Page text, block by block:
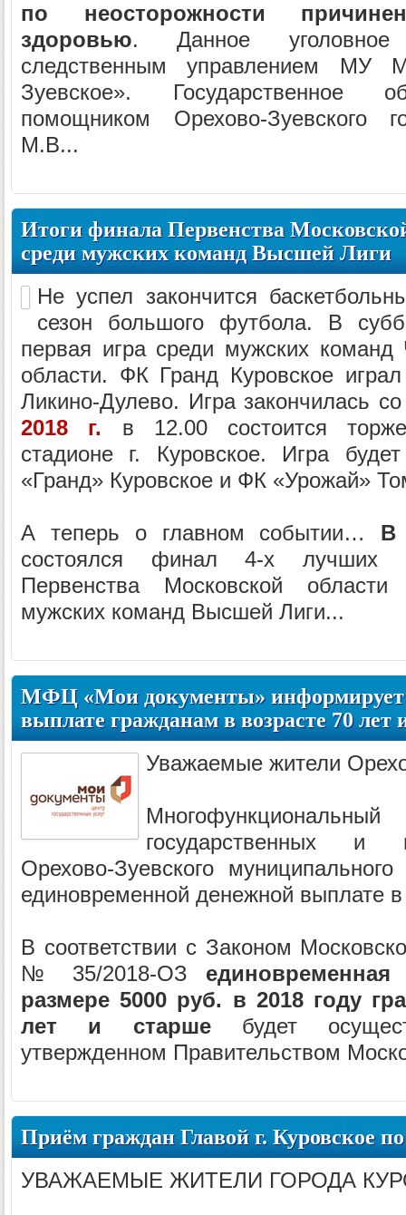
по неосторожности
здоровью. Данное уголовное
следственным управлением МУ
Зуевское». Государственное
помощником Орехово-Зуевского
М.В...
Итоги финала Первенства
среди мужских команд Высшей Лиги
Не успел закончится
сезон большого футбола. В
первая игра среди мужских команд
области. ФК Гранд Куровское
Ликино-Дулево. Игра закончилась
2018 г. в 12.00 состоится
стадионе г. Куровское. Игра
«Гранд» Куровское и ФК «Урожай»
А теперь о главном событии… В
состоялся финал 4-х лучших
Первенства Московской
мужских команд Высшей Лиги...
МФЦ «Мои документы» информирует
выплате гражданам в возрасте 70 лет
Уважаемые жители
Многофункциональный
государственных и
Орехово-Зуевского
единовременной денежной выплате в
В соответствии с Законом
№ 35/2018-ОЗ
размере 5000 руб. в 2018 году
лет и старшебудет
утвержденном Правительством
Приём граждан Главой г. Куровское
УВАЖАЕМЫЕ ЖИТЕЛИ ГОРОДА